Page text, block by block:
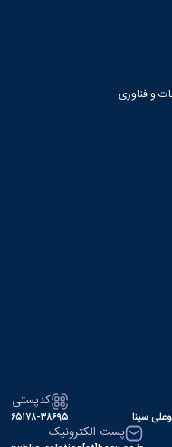
و فناوری
سینا
کدپستی
۶۵۱۷۸-۳۸۶۹۵
پست الکترونیک